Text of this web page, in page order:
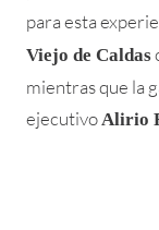
para esta
Viejo de Caldas
mientras que la
ejecutivo Alirio